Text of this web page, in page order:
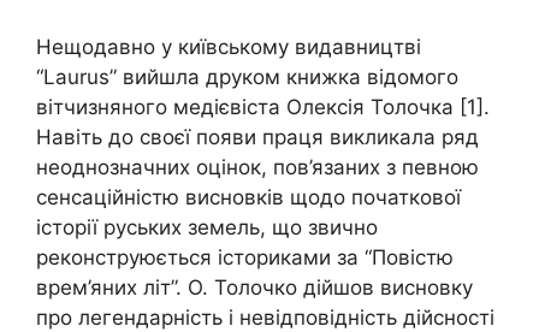
Нещодавно у київському видавництві
“Laurus” вийшла друком книжка відомого
вітчизняного медієвіста Олексія Толочка [1].
Навіть до своєї появи праця викликала ряд
неоднозначних оцінок, пов’язаних з певною
сенсаційністю висновків щодо початкової
історії руських земель, що звично
реконструюється істориками за “Повістю
врем’яних літ”. О. Толочко дійшов висновку
про легендарність і невідповідність дійсності